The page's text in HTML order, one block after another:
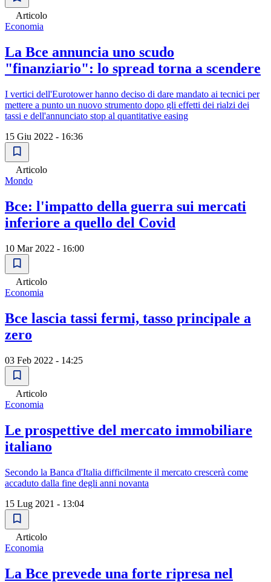
Articolo
Economia
La Bce annuncia uno scudo
"finanziario": lo spread torna a scendere
I vertici dell'Eurotower hanno deciso di dare mandato ai tecnici per
mettere a punto un nuovo strumento dopo gli effetti dei rialzi dei
tassi e dell'annunciato stop al quantitative easing
15 Giu 2022 - 16:36
Articolo
Mondo
Bce: l'impatto della guerra sui mercati
inferiore a quello del Covid
10 Mar 2022 - 16:00
Articolo
Economia
Bce lascia tassi fermi, tasso principale a
zero
03 Feb 2022 - 14:25
Articolo
Economia
Le prospettive del mercato immobiliare
italiano
Secondo la Banca d'Italia difficilmente il mercato crescerà come
accaduto dalla fine degli anni novanta
15 Lug 2021 - 13:04
Articolo
Economia
La Bce prevede una forte ripresa nel